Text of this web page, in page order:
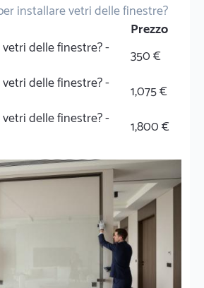
installare vetri delle finestre?
Prezzo
delle finestre? -
350 €
delle finestre? -
1,075 €
delle finestre? -
1,800 €